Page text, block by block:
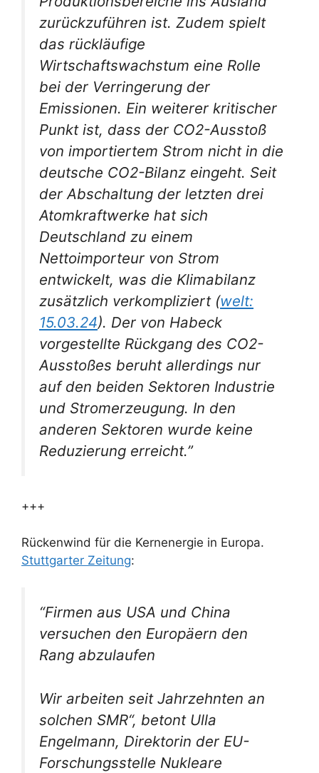
zurückzuführen ist. Zudem spielt
das rückläufige
Wirtschaftswachstum eine Rolle
bei der Verringerung der
Emissionen. Ein weiterer kritischer
Punkt ist, dass der CO2-Ausstoß
von importiertem Strom nicht in die
deutsche CO2-Bilanz eingeht. Seit
der Abschaltung der letzten drei
Atomkraftwerke hat sich
Deutschland zu einem
Nettoimporteur von Strom
entwickelt, was die Klimabilanz
zusätzlich verkompliziert (welt:
15.03.24). Der von Habeck
vorgestellte Rückgang des CO2-
Ausstoßes beruht allerdings nur
auf den beiden Sektoren Industrie
und Stromerzeugung. In den
anderen Sektoren wurde keine
Reduzierung erreicht.”
+++
Rückenwind für die Kernenergie in Europa.
Stuttgarter Zeitung:
“Firmen aus USA und China
versuchen den Europäern den
Rang abzulaufen
Wir arbeiten seit Jahrzehnten an
solchen SMR“, betont Ulla
Engelmann, Direktorin der EU-
Forschungsstelle Nukleare